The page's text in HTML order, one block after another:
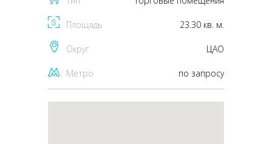
Площадь 23.30 кв. м.
Округ ЦАО
Метро по запросу